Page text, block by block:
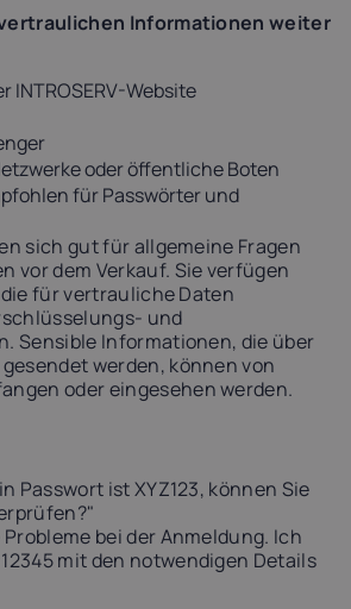
Informationen weiter
INTROSERV-Website
oder öffentliche Boten
für Passwörter und
sich gut für allgemeine Fragen
vor dem Verkauf. Sie verfügen
für vertrauliche Daten
und
Sensible Informationen, die über
werden, können von
oder eingesehen werden.
Passwort ist XYZ123, können Sie
bei der Anmeldung. Ich
mit den notwendigen Details